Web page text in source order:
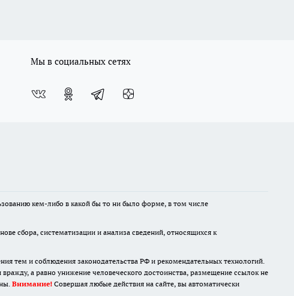
Мы в социальных сетях
кем-либо в какой бы то ни было форме, в том числе
сбора, систематизации и анализа сведений, относящихся к
тем и соблюдения законодательства РФ и рекомендательных технологий.
а равно унижение человеческого достоинства, размещение ссылок не
Внимание! Совершая любые действия на сайте, вы автоматически